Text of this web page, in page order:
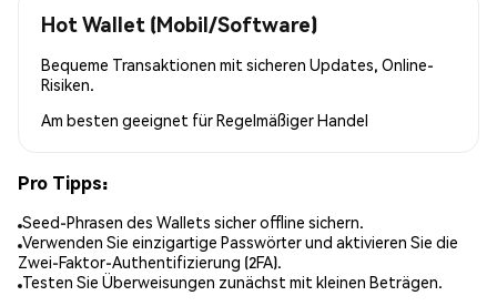
Hot Wallet (Mobil/Software)
Bequeme Transaktionen mit sicheren Updates, Online-
Risiken.
Am besten geeignet fürRegelmäßiger Handel
Pro Tipps:
Seed-Phrasen des Wallets sicher offline sichern.
Verwenden Sie einzigartige Passwörter und aktivieren Sie die
Zwei-Faktor-Authentifizierung (2FA).
Testen Sie Überweisungen zunächst mit kleinen Beträgen.